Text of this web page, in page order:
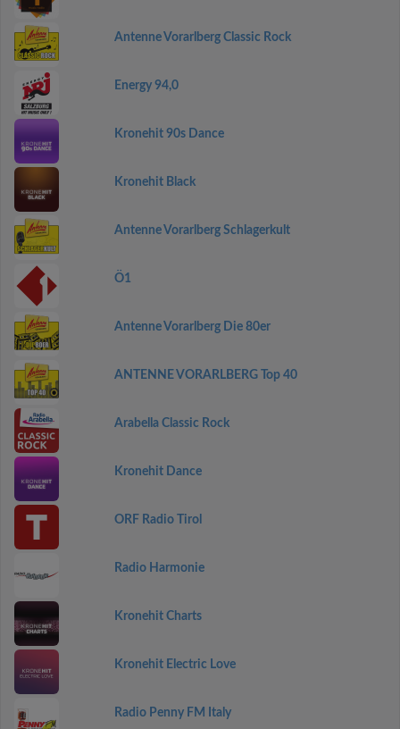
Antenne Vorarlberg Classic Rock
Energy 94,0
Kronehit 90s Dance
Kronehit Black
Antenne Vorarlberg Schlagerkult
Ö1
Antenne Vorarlberg Die 80er
ANTENNE VORARLBERG Top 40
Arabella Classic Rock
Kronehit Dance
ORF Radio Tirol
Radio Harmonie
Kronehit Charts
Kronehit Electric Love
Radio Penny FM Italy